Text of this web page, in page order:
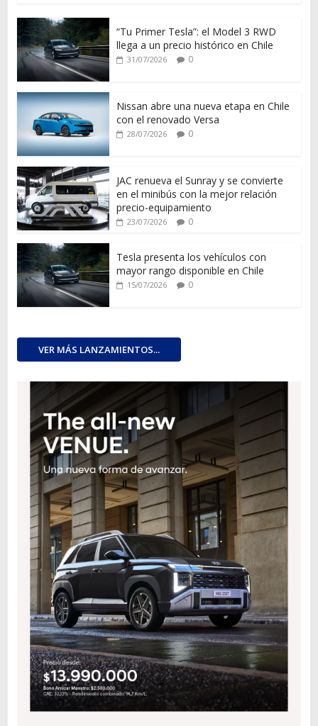
“Tu Primer Tesla”: el Model 3 RWD
llega a un precio histórico en Chile
31/07/2026 0
Nissan abre una nueva etapa en Chile
con el renovado Versa
28/07/2026 0
JAC renueva el Sunray y se convierte
en el minibús con la mejor relación
precio-equipamiento
23/07/2026 0
Tesla presenta los vehículos con
mayor rango disponible en Chile
15/07/2026 0
VER MÁS LANZAMIENTOS...